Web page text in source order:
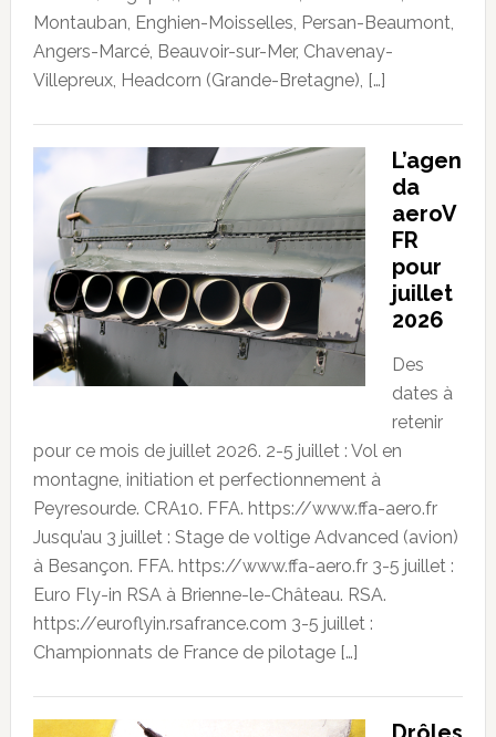
Montauban, Enghien-Moisselles, Persan-Beaumont,
Angers-Marcé, Beauvoir-sur-Mer, Chavenay-
Villepreux, Headcorn (Grande-Bretagne), […]
L’agen
da
aeroV
FR
pour
juillet
2026
Des
dates à
retenir
pour ce mois de juillet 2026. 2-5 juillet : Vol en
montagne, initiation et perfectionnement à
Peyresourde. CRA10. FFA. https://www.ffa-aero.fr
Jusqu’au 3 juillet : Stage de voltige Advanced (avion)
à Besançon. FFA. https://www.ffa-aero.fr 3-5 juillet :
Euro Fly-in RSA à Brienne-le-Château. RSA.
https://euroflyin.rsafrance.com 3-5 juillet :
Championnats de France de pilotage […]